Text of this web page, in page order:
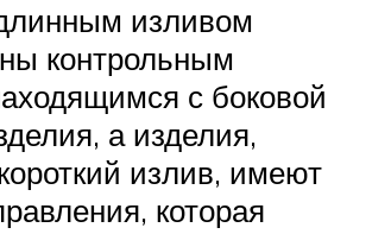
изливом
контрольным
с боковой
а изделия,
излив, имеют
которая